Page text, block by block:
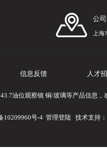
公司
上海
信息反馈 人才
油位观察镜 铜/玻璃等产品信息，
10209960号-4 管理登陆 技术支持：